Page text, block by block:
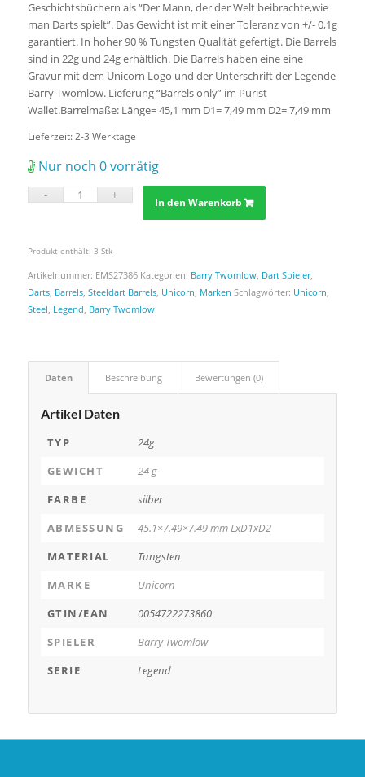
Geschichtsbüchern als “Der Mann, der der Welt beibrachte,wie
man Darts spielt”. Das Gewicht ist mit einer Toleranz von +/- 0,1g
garantiert. In hoher 90 % Tungsten Qualität gefertigt. Die Barrels
sind in 22g und 24g erhältlich. Die Barrels haben eine eine
Gravur mit dem Unicorn Logo und der Unterschrift der Legende
Barry Twomlow. Lieferung “Barrels only” im Purist
Wallet.Barrelmaße: Länge= 45,1 mm D1= 7,49 mm D2= 7,49 mm
Lieferzeit:2-3 Werktage
Nur noch 0 vorrätig
In den Warenkorb
Produkt enthält: 3 Stk
Artikelnummer: EMS27386 Kategorien: Barry Twomlow, Dart Spieler,
Darts, Barrels, Steeldart Barrels, Unicorn Marken Schlagwörter: Unicorn
Steel Legend Barry Twomlow
Daten Beschreibung Bewertungen (0)
Artikel Daten
TYP
24g
GEWICHT
24 g
FARBE
silber
ABMESSUNG
45.1×7.49×7.49 mm LxD1xD2
MATERIAL
Tungsten
MARKE
Unicorn
GTIN/EAN
0054722273860
SPIELER
Barry Twomlow
SERIE
Legend